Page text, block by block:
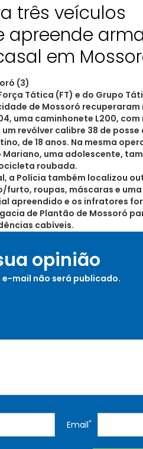
três veículos
apreende
Tática (FT) e do Grupo
de Mossoró
uma caminhonete L200,
revólver calibre 38 de posse
de 18 anos. Na mesma
uma adolescente,
roubada.
a Polícia também localizou
furto, roupas, máscaras e
apreendido e os infratores
de Plantão de Mossoró
cabíveis.
opinião
e-mail não será publicado.
Email*